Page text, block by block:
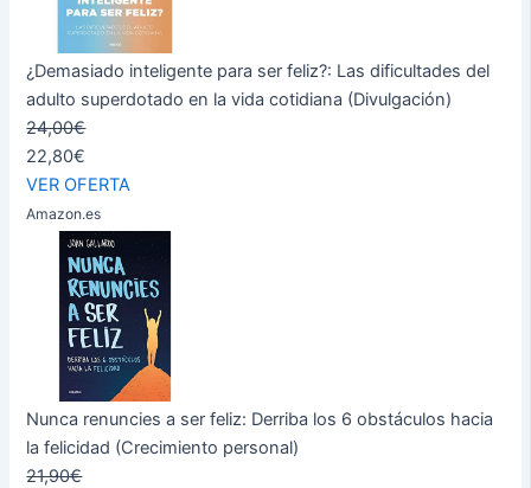
¿Demasiado inteligente para ser feliz?: Las dificultades del
adulto superdotado en la vida cotidiana (Divulgación)
24,00€
22,80€
VER OFERTA
Amazon.es
Nunca renuncies a ser feliz: Derriba los 6 obstáculos hacia
la felicidad (Crecimiento personal)
21,90€